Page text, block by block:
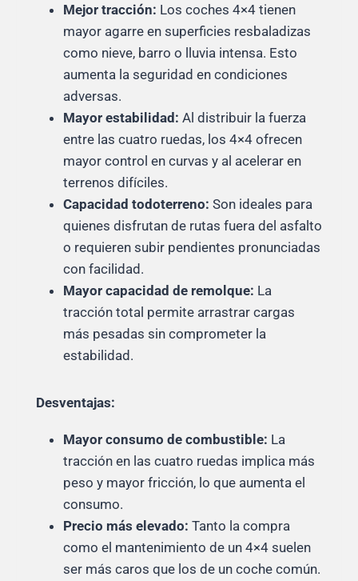
Mejor tracción: Los coches 4×4 tienen
mayor agarre en superficies resbaladizas
como nieve, barro o lluvia intensa. Esto
aumenta la seguridad en condiciones
adversas.
Mayor estabilidad: Al distribuir la fuerza
entre las cuatro ruedas, los 4×4 ofrecen
mayor control en curvas y al acelerar en
terrenos difíciles.
Capacidad todoterreno: Son ideales para
quienes disfrutan de rutas fuera del asfalto
o requieren subir pendientes pronunciadas
con facilidad.
Mayor capacidad de remolque: La
tracción total permite arrastrar cargas
más pesadas sin comprometer la
estabilidad.
Desventajas:
Mayor consumo de combustible: La
tracción en las cuatro ruedas implica más
peso y mayor fricción, lo que aumenta el
consumo.
Precio más elevado: Tanto la compra
como el mantenimiento de un 4×4 suelen
ser más caros que los de un coche común.